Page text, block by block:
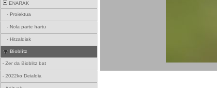
ENARAK
- Proiektua
- Nola parte hartu
- Hitzaldiak
Bioblitz
- Zer da Bioblitz bat
- 2022ko Deialdia